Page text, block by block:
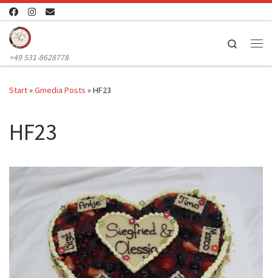
Zum Inhalt springen
+49 531-8628778
Search
Start»Gmedia Posts »HF23
HF23